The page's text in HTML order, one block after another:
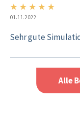
★ ★ ★ ★ ★
01.11.2022
Sehr gute
Alle